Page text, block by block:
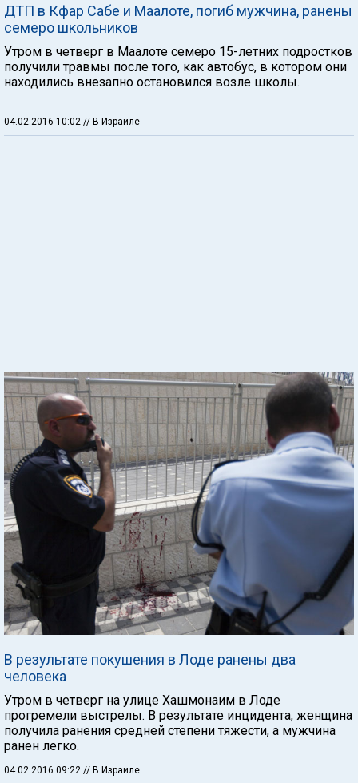
ДТП в Кфар Сабе и Маалоте, погиб мужчина, ранены
семеро школьников
Утром в четверг в Маалоте семеро 15-летних подростков
получили травмы после того, как автобус, в котором они
находились внезапно остановился возле школы.
04.02.2016 10:02 // В Израиле
В результате покушения в Лоде ранены два
человека
Утром в четверг на улице Хашмонаим в Лоде
прогремели выстрелы. В результате инцидента, женщина
получила ранения средней степени тяжести, а мужчина
ранен легко.
04.02.2016 09:22 // В Израиле